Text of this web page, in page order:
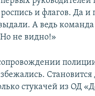
и флагов. Да и
А ведь
не видно!»
стукачей из ОД